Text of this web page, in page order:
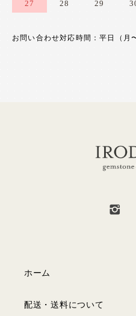
27 28 29
お問い合わせ対応時間：平日（月
ホーム
配送・送料について